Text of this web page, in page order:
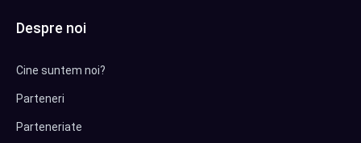
Despre noi
Cine suntem noi?
Parteneri
Parteneriate